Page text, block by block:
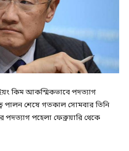
ইয়ং কিম আকস্মিকভাবে পদত্যাগ
পালন শেষে গতকাল সোমবার তিনি
পদত্যাগ পহেলা ফেব্রুয়ারি থেকে